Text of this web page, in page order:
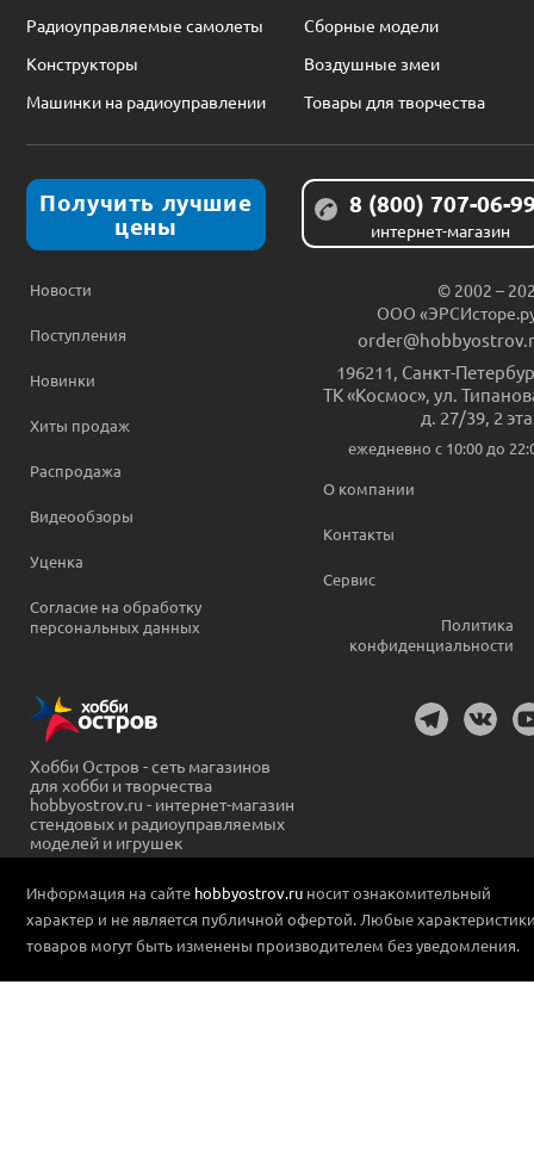
Радиоуправляемые самолеты
Сборные модели
Конструкторы
Воздушные змеи
Машинки на радиоуправлении
Товары для творчества
Получить лучшие
цены
8 (800) 707-06-
интернет-магазин
Новости
Поступления
Новинки
Хиты продаж
Распродажа
Видеообзоры
Уценка
Согласие на обработку
персональных данных
© 2002 –
ООО
196211, Санкт-
ТК «Космос», ул.
д. 27/39, 2
ежедневно c 10:00 до
О компании
Контакты
Сервис
Политика
конфиденциальности
Хобби Остров - сеть магазинов
для хобби и творчества
hobbyostrov.ru - интернет-магазин
стендовых и радиоуправляемых
моделей и игрушек
Информация на сайте hobbyostrov.ru носит ознакомительный
характер и не является публичной офертой. Любые
товаров могут быть изменены производителем без уведомления.